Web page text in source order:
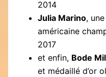
2014
Julia Marino,
américaine
2017
et enfin, Bode
et médaillé d’or